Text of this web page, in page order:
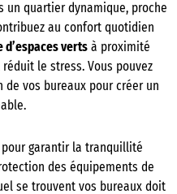
un quartier dynamique, proche
au confort quotidien
d’espaces verts à proximité
le stress. Vous pouvez
vos bureaux pour créer un
pour garantir la tranquillité
des équipements de
se trouvent vos bureaux doit